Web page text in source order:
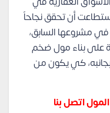
أن تحقق نجاحاً
مشروعها السابق،
على بناء مول ضخم
كي يكون من
اتصل بنا